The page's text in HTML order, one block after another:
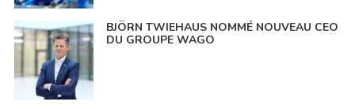
BJÖRN TWIEHAUS NOMMÉ NOUVEAU CEO
DU GROUPE WAGO